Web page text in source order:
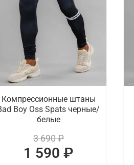
Компрессионные штаны
Boy Oss Spats черные/
белые
3 690 ₽
1 590 ₽